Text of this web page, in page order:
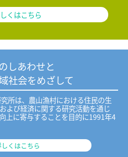
くはこちら
しあわせと
社会をめざして
所は、農山漁村における住民の生
よび経済に関する研究活動を通じ
上に寄与することを目的に1991年4
くはこちら